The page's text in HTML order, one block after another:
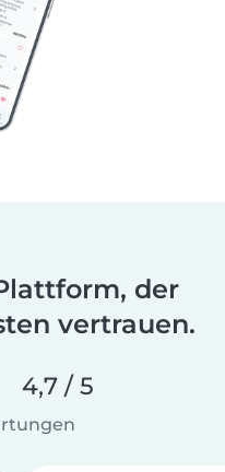
der
vertrauen.
4,7 / 5